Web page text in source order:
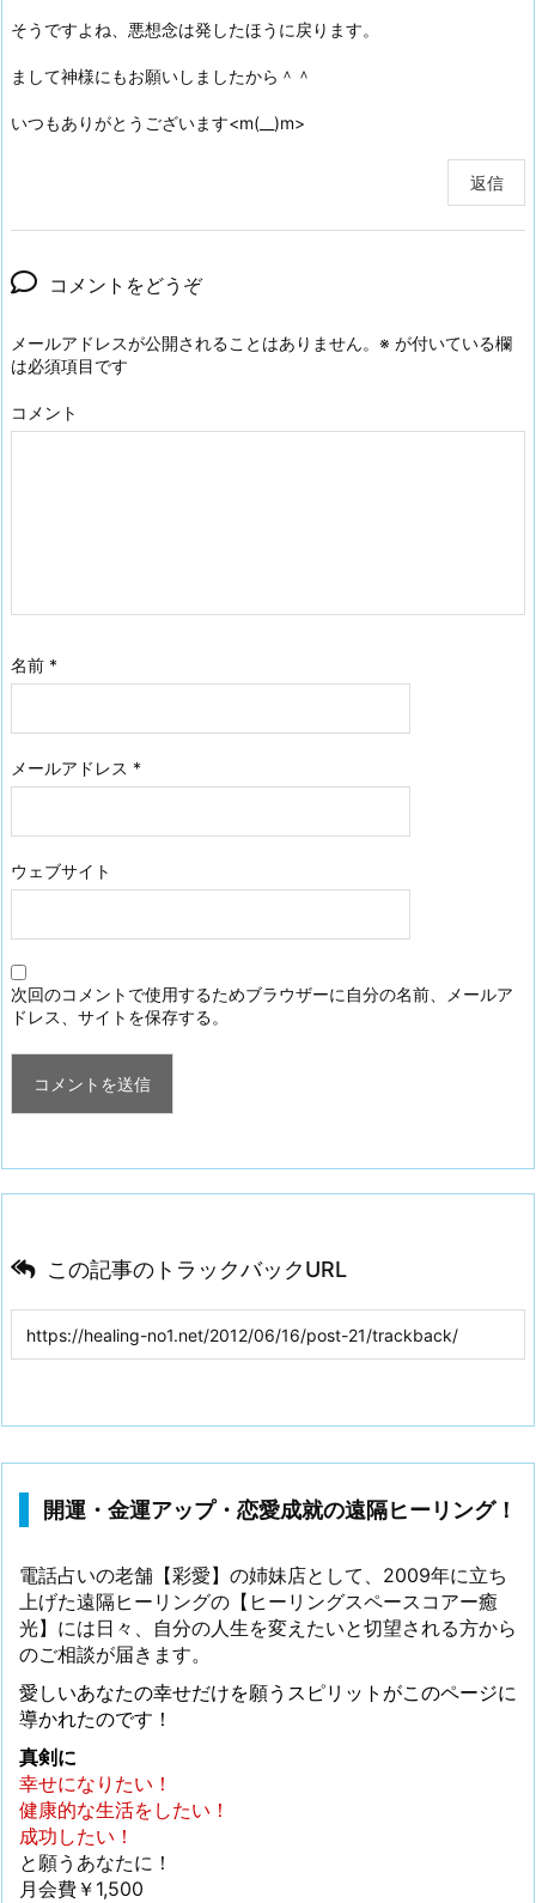
そうですよね、悪想念は発したほうに戻ります。
まして神様にもお願いしましたから＾＾
いつもありがとうございます<m(__)m>
返信
コメントをどうぞ
メールアドレスが公開されることはありません。 ※ が付いている欄
は必須項目です
コメント
名前 *
メールアドレス *
ウェブサイト
次回のコメントで使用するためブラウザーに自分の名前、メールア
ドレス、サイトを保存する。
この記事のトラックバックURL
開運・金運アップ・恋愛成就の遠隔ヒーリング！
電話占いの老舗【彩愛】の姉妹店として、2009年に立ち
上げた遠隔ヒーリングの【ヒーリングスペースコアー癒
光】には日々、自分の人生を変えたいと切望される方から
のご相談が届きます。
愛しいあなたの幸せだけを願うスピリットがこのページに
導かれたのです！
真剣に
幸せになりたい！
健康的な生活をしたい！
成功したい！
と願うあなたに！
月会費￥1,500